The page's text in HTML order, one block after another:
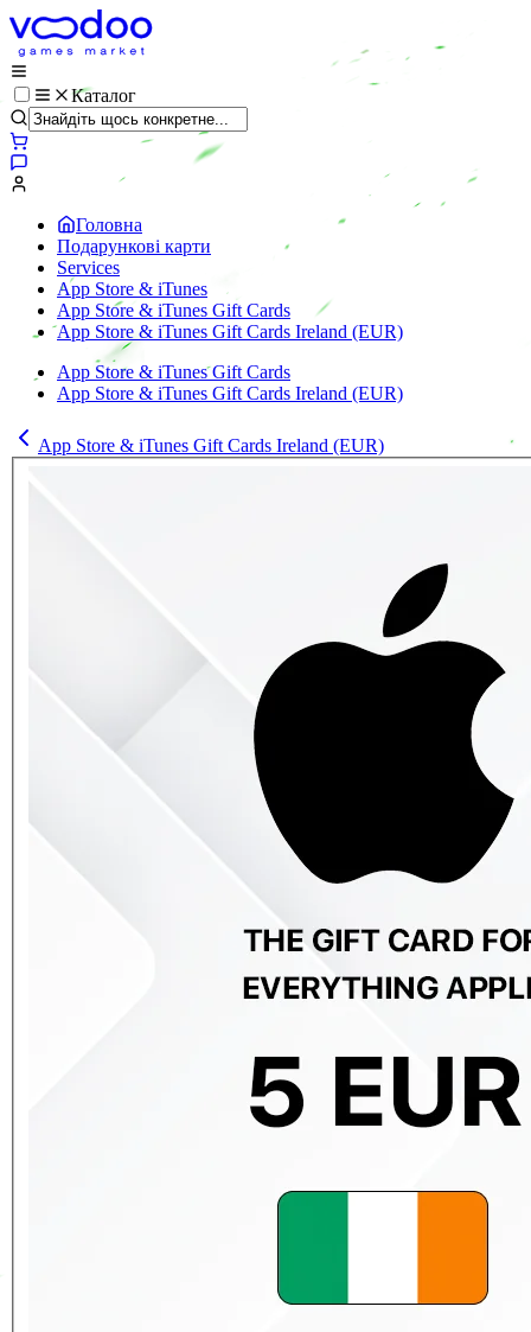
Каталог
Головна
Подарункові карти
Services
App Store & iTunes
App Store & iTunes Gift Cards
App Store & iTunes Gift Cards Ireland (EUR)
App Store & iTunes Gift Cards
App Store & iTunes Gift Cards Ireland (EUR)
App Store & iTunes Gift Cards Ireland (EUR)